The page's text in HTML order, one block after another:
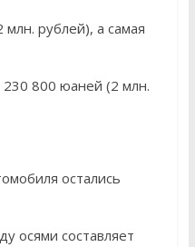
рублей), а самая
800 юаней (2 млн.
остались
осями составляет